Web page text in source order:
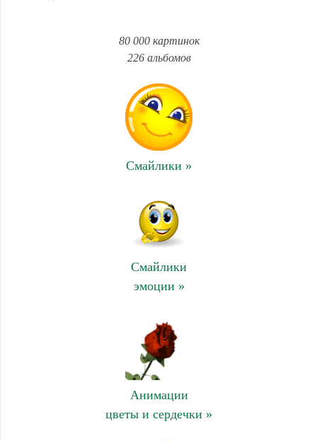
80 000 картинок
226 альбомов
Смайлики »
Смайлики
эмоции »
Анимации
цветы и сердечки »